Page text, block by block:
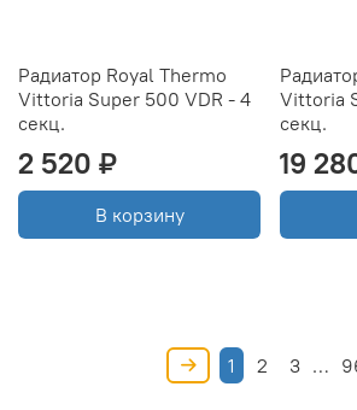
Радиатор Royal Thermo
Vittoria Super 500 VDR - 4
секц.
2 520 ₽
В корзину
Vittoria
секц.
19
1 2 3 …